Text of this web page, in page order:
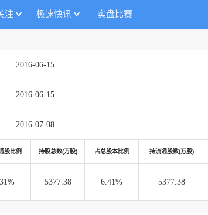
注 极速快讯 实盘比赛
2016-06-15
2016-06-15
2016-07-08
股比例 持股总数(万股) 占总股本比例 持流通股数(万股)
5377.38 6.41% 5377.38